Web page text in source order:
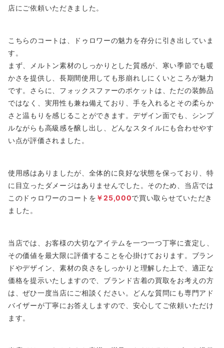
店にご依頼いただきました。
こちらのコートは、ドゥロワーの魅力を存分に引き出していま
す。
まず、メルトン素材のしっかりとした質感が、寒い季節でも暖
かさを提供し、長期間使用しても形崩れしにくいところが魅力
です。さらに、フォックスファーのポケットは、ただの装飾品
ではなく、実用性も兼ね備えており、手を入れるとその柔らか
さと温もりを感じることができます。デザイン面でも、シンプ
ルながらも高級感を醸し出し、どんなスタイルにも合わせやす
い点が評価されました。
使用感はありましたが、全体的に良好な状態を保っており、特
に目立ったダメージはありませんでした。そのため、当店では
このドゥロワーのコートを ￥25,000で買い取らせていただき
ました。
当店では、お客様の大切なアイテムを一つ一つ丁寧に査定し、
その価値を最大限に評価することを心掛けております。ブラン
ドやデザイン、素材の良さをしっかりと理解した上で、適正な
価格を提示いたしますので、ブランド古着の買取をお考えの方
は、ぜひ一度当店にご相談ください。どんな質問にも専門アド
バイザーが丁寧にお答えしますので、安心してご依頼いただけ
ます。